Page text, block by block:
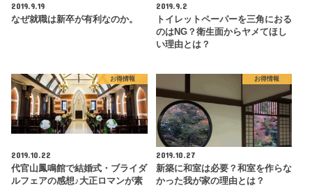
2019.9.19
なぜ就職は新卒が有利なのか。
2019.9.2
トイレットペーパーを三角におる
のはNG？衛生面からヤメてほし
い理由とは？
お得情報
2019.10.22
代官山鳳鳴館で結婚式・ブライダ
ルフェアの感想♪大正ロマンが素
お得情報
2019.10.27
新築に和室は必要？和室を作らな
かった我が家の理由とは？